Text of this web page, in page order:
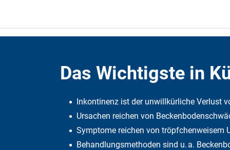
Das Wichtigste in
In­kon­ti­nenz ist der un­will­kür­liche Ver­lust
Ur­sa­chen rei­chen von
Symp­tome rei­chen von tröpf­chen­wei­sem
Be­hand­lungs­me­tho­den sind u. a.